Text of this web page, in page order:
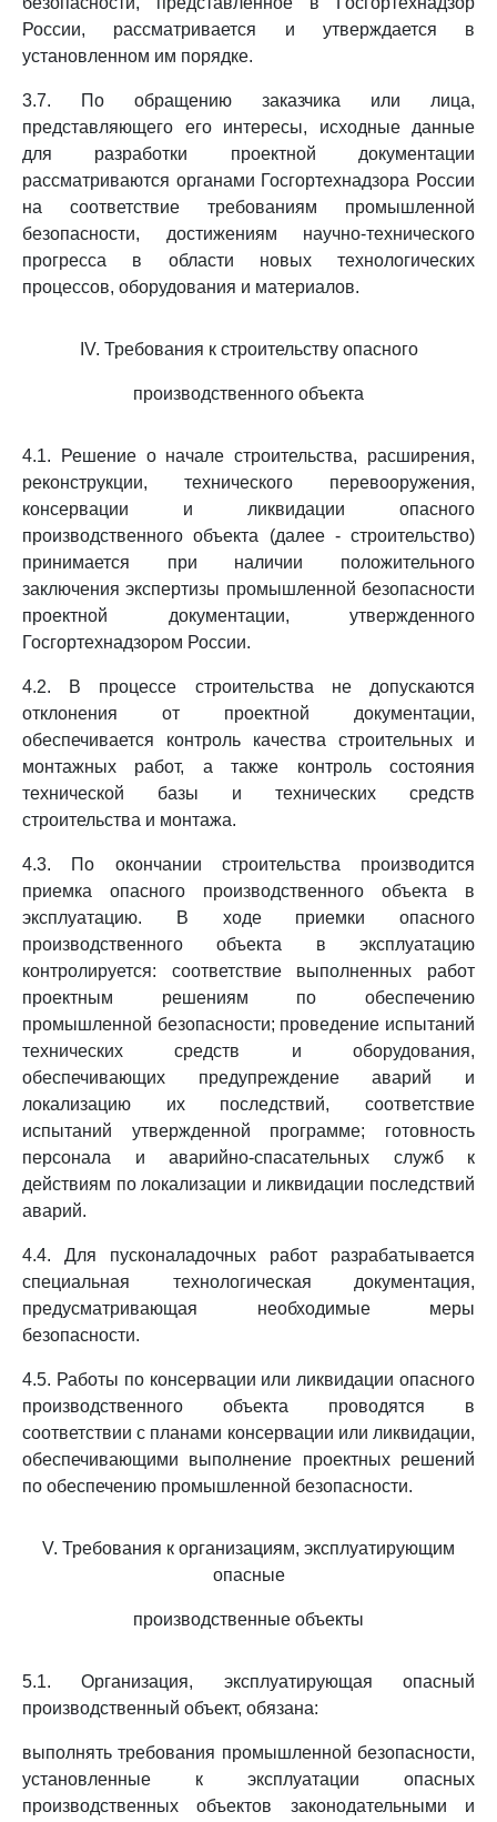
России, рассматривается и утверждается в
установленном им порядке.
3.7. По обращению заказчика или лица,
представляющего его интересы, исходные данные
для разработки проектной документации
рассматриваются органами Госгортехнадзора России
на соответствие требованиям промышленной
безопасности, достижениям научно-технического
прогресса в области новых технологических
процессов, оборудования и материалов.
IV. Требования к строительству опасного
производственного объекта
4.1. Решение о начале строительства, расширения,
реконструкции, технического перевооружения,
консервации и ликвидации опасного
производственного объекта (далее - строительство)
принимается при наличии положительного
заключения экспертизы промышленной безопасности
проектной документации, утвержденного
Госгортехнадзором России.
4.2. В процессе строительства не допускаются
отклонения от проектной документации,
обеспечивается контроль качества строительных и
монтажных работ, а также контроль состояния
технической базы и технических средств
строительства и монтажа.
4.3. По окончании строительства производится
приемка опасного производственного объекта в
эксплуатацию. В ходе приемки опасного
производственного объекта в эксплуатацию
контролируется: соответствие выполненных работ
проектным решениям по обеспечению
промышленной безопасности; проведение испытаний
технических средств и оборудования,
обеспечивающих предупреждение аварий и
локализацию их последствий, соответствие
испытаний утвержденной программе; готовность
персонала и аварийно-спасательных служб к
действиям по локализации и ликвидации последствий
аварий.
4.4. Для пусконаладочных работ разрабатывается
специальная технологическая документация,
предусматривающая необходимые меры
безопасности.
4.5. Работы по консервации или ликвидации опасного
производственного объекта проводятся в
соответствии с планами консервации или ликвидации,
обеспечивающими выполнение проектных решений
по обеспечению промышленной безопасности.
V. Требования к организациям, эксплуатирующим
опасные
производственные объекты
5.1. Организация, эксплуатирующая опасный
производственный объект, обязана:
выполнять требования промышленной безопасности,
установленные к эксплуатации опасных
производственных объектов законодательными и